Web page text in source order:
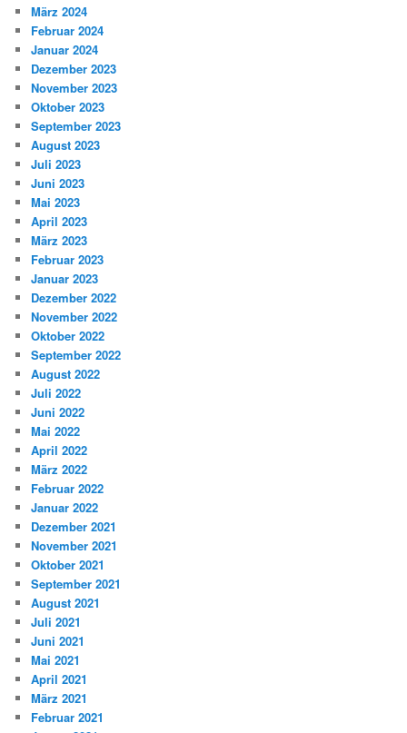
März 2024
Februar 2024
Januar 2024
Dezember 2023
November 2023
Oktober 2023
September 2023
August 2023
Juli 2023
Juni 2023
Mai 2023
April 2023
März 2023
Februar 2023
Januar 2023
Dezember 2022
November 2022
Oktober 2022
September 2022
August 2022
Juli 2022
Juni 2022
Mai 2022
April 2022
März 2022
Februar 2022
Januar 2022
Dezember 2021
November 2021
Oktober 2021
September 2021
August 2021
Juli 2021
Juni 2021
Mai 2021
April 2021
März 2021
Februar 2021